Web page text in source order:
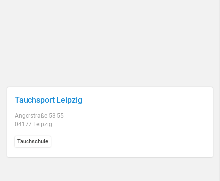
Tauchsport Leipzig
Angerstraße 53-55
04177 Leipzig
Tauchschule